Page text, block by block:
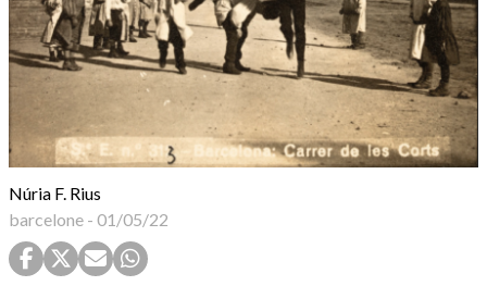
Núria F. Rius
barcelone - 01/05/22